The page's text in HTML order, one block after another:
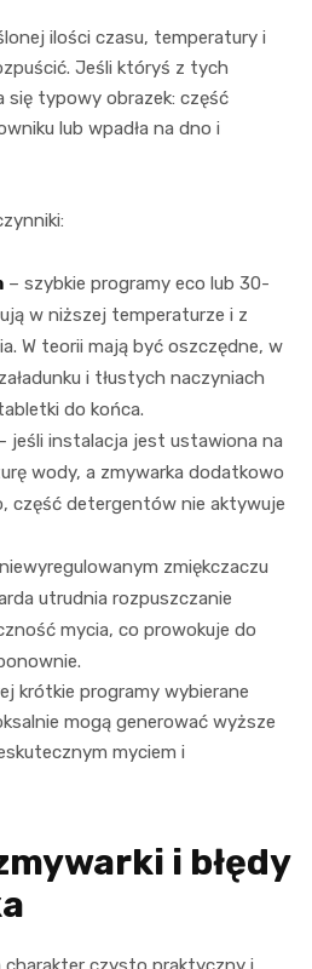
ilości czasu, temperatury i
Jeśli któryś z tych
się typowy obrazek: część
lub wpadła na dno i
– szybkie programy eco lub 30-
w niższej temperaturze i z
W teorii mają być oszczędne, w
i tłustych naczyniach
do końca.
jeśli instalacja jest ustawiona na
wody, a zmywarka dodatkowo
część detergentów nie aktywuje
zmiękczaczu
utrudnia rozpuszczanie
mycia, co prowokuje do
krótkie programy wybierane
mogą generować wyższe
myciem i
i błędy